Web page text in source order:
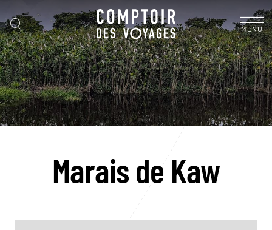
MENU
Marais de Kaw